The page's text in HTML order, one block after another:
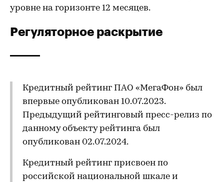
уровне на горизонте 12 месяцев.
Регуляторное раскрытие
Кредитный рейтинг ПАО «МегаФон» был
впервые опубликован 10.07.2023.
Предыдущий рейтинговый пресс-релиз по
данному объекту рейтинга был
опубликован 02.07.2024.
Кредитный рейтинг присвоен по
российской национальной шкале и